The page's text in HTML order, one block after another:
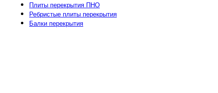
Плиты перекрытия ПНО
Ребристые плиты перекрытия
Балки перекрытия